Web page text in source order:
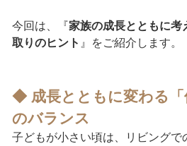
今回は、『家族の成長とともに考
取りのヒント 』をご紹介します。
◆ 成長とともに変わる「
のバランス
子どもが小さい頃は、リビングで